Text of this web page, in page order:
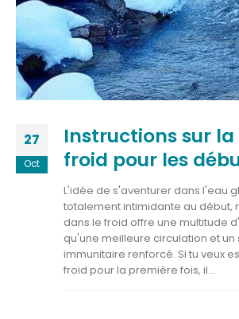
27
Oct
Instructions sur
froid pour les
L'idée de s'aventurer dans l'eau
totalement intimidante au début,
dans le froid offre une multitude d'
qu'une meilleure circulation et un
immunitaire renforcé. Si tu veux
froid pour la première fois, il...